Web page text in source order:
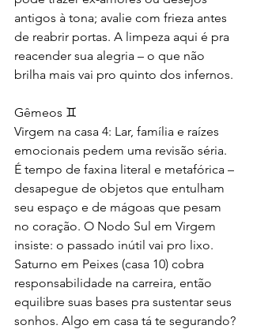
antigos à tona; avalie com frieza antes
de reabrir portas. A limpeza aqui é pra
reacender sua alegria – o que não
brilha mais vai pro quinto dos infernos.
Gêmeos ♊
Virgem na casa 4: Lar, família e raízes
emocionais pedem uma revisão séria.
É tempo de faxina literal e metafórica –
desapegue de objetos que entulham
seu espaço e de mágoas que pesam
no coração. O Nodo Sul em Virgem
insiste: o passado inútil vai pro lixo.
Saturno em Peixes (casa 10) cobra
responsabilidade na carreira, então
equilibre suas bases pra sustentar seus
sonhos. Algo em casa tá te segurando?